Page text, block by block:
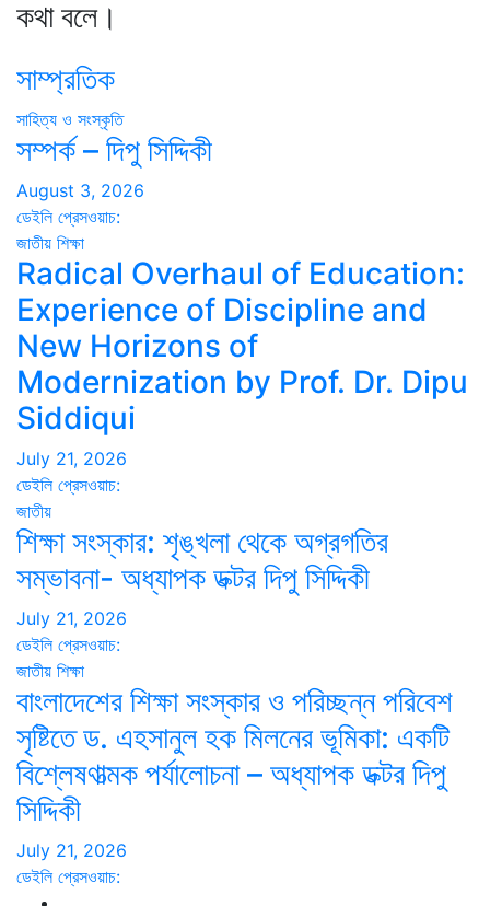
কথা বলে।
সাম্প্রতিক
সাহিত্য ও সংস্কৃতি
সম্পর্ক – দিপু সিদ্দিকী
August 3, 2026
ডেইলি প্রেসওয়াচ:
জাতীয় শিক্ষা
Radical Overhaul of Education:
Experience of Discipline and
New Horizons of
Modernization by Prof. Dr. Dipu
Siddiqui
July 21, 2026
ডেইলি প্রেসওয়াচ:
জাতীয়
শিক্ষা সংস্কার: শৃঙ্খলা থেকে অগ্রগতির
সম্ভাবনা- অধ্যাপক ডক্টর দিপু সিদ্দিকী
July 21, 2026
ডেইলি প্রেসওয়াচ:
জাতীয় শিক্ষা
বাংলাদেশের শিক্ষা সংস্কার ও পরিচ্ছন্ন পরিবেশ
সৃষ্টিতে ড. এহসানুল হক মিলনের ভূমিকা: একটি
বিশ্লেষণাত্মক পর্যালোচনা – অধ্যাপক ডক্টর দিপু
সিদ্দিকী
July 21, 2026
ডেইলি প্রেসওয়াচ: